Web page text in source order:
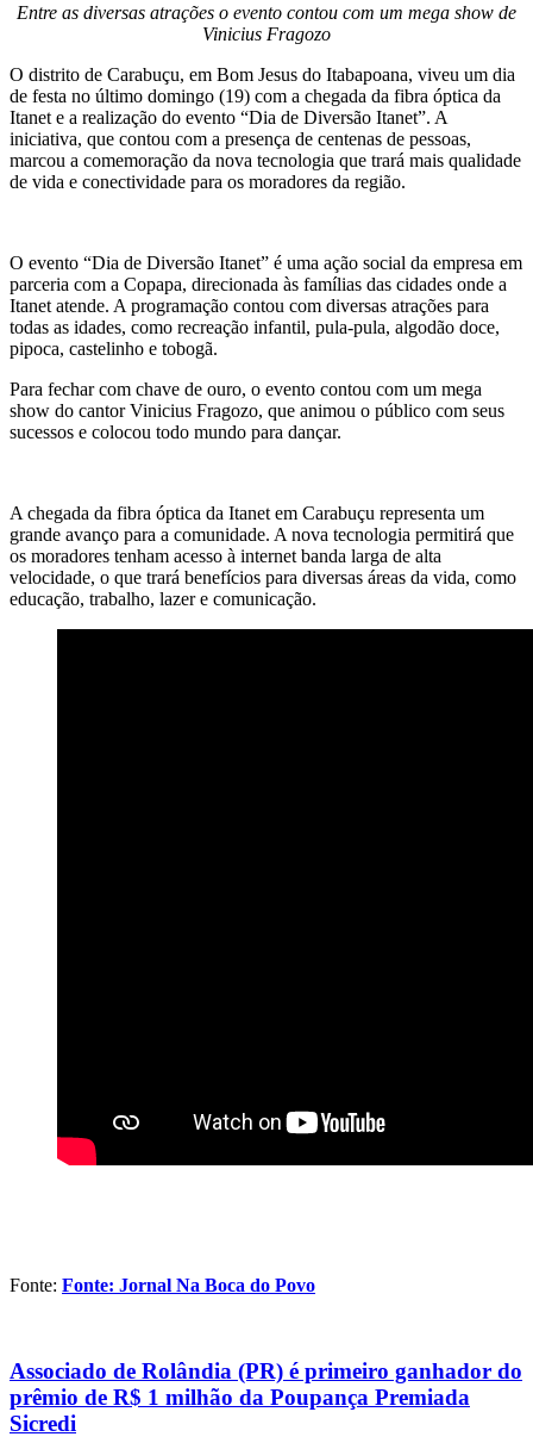
Entre as diversas atrações o evento contou com um mega show de
Vinicius Fragozo
O distrito de Carabuçu, em Bom Jesus do Itabapoana, viveu um dia
de festa no último domingo (19) com a chegada da fibra óptica da
Itanet e a realização do evento “Dia de Diversão Itanet”. A
iniciativa, que contou com a presença de centenas de pessoas,
marcou a comemoração da nova tecnologia que trará mais qualidade
de vida e conectividade para os moradores da região.
O evento “Dia de Diversão Itanet” é uma ação social da empresa em
parceria com a Copapa, direcionada às famílias das cidades onde a
Itanet atende. A programação contou com diversas atrações para
todas as idades, como recreação infantil, pula-pula, algodão doce,
pipoca, castelinho e tobogã.
Para fechar com chave de ouro, o evento contou com um mega
show do cantor Vinicius Fragozo, que animou o público com seus
sucessos e colocou todo mundo para dançar.
A chegada da fibra óptica da Itanet em Carabuçu representa um
grande avanço para a comunidade. A nova tecnologia permitirá que
os moradores tenham acesso à internet banda larga de alta
velocidade, o que trará benefícios para diversas áreas da vida, como
educação, trabalho, lazer e comunicação.
Fonte: Fonte: Jornal Na Boca do Povo
Associado de Rolândia (PR) é primeiro ganhador do
prêmio de R$ 1 milhão da Poupança Premiada
Sicredi